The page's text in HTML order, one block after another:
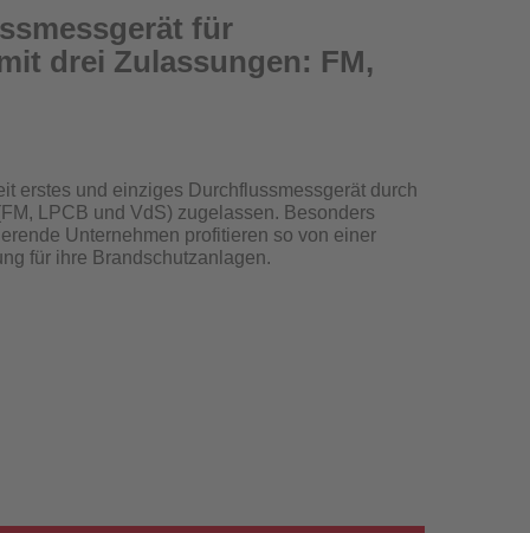
für
drei Zulassungen: FM,
erstes und einziges Durchflussmessgerät durch
LPCB und VdS) zugelassen. Besonders
Unternehmen profitieren so von einer
für ihre Brandschutzanlagen.